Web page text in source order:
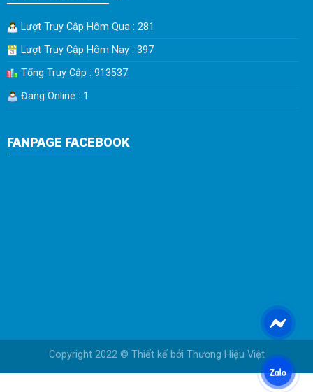
Lượt Truy Cập Hôm Qua : 281
Lượt Truy Cập Hôm Nay : 397
Tổng Truy Cập : 913537
Đang Online : 1
FANPAGE FACEBOOK
Copyright 2022 © Thiết kế bởi Thương Hiệu Việt